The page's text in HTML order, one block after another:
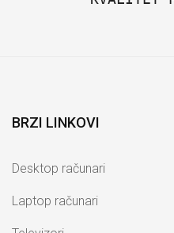
BRZI LINKOVI
Desktop računari
Laptop računari